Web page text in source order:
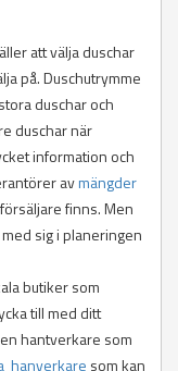
att välja duschar
på. Duschutrymme
duschar och
duschar när
information och
avmängder
finns. Men
sig i planeringen
butiker som
till med ditt
hantverkare som
hanverkare som kan